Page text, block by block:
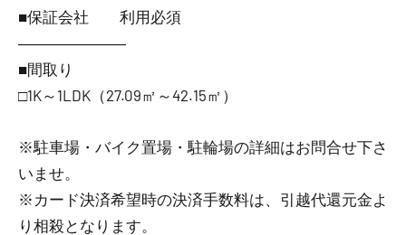
■保証会社 利用必須
―――――――
■間取り
□1K～1LDK（27.09㎡～42.15㎡）
※駐車場・バイク置場・駐輪場の詳細はお問合せ下さ
いませ。
※カード決済希望時の決済手数料は、引越代還元金よ
り相殺となります。